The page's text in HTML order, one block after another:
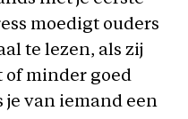
moedigt ouders
te lezen, als zij
of minder goed
je van iemand een